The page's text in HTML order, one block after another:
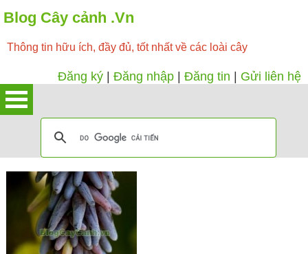
Blog Cây cảnh .Vn
Thông tin hữu ích, đầy đủ, tốt nhất về các loài cây
Đăng ký Đăng nhập Đăng tin Gửi liên hệ